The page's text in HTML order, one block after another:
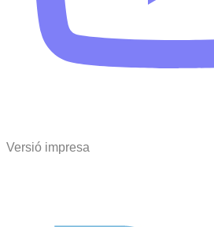
Versió impresa